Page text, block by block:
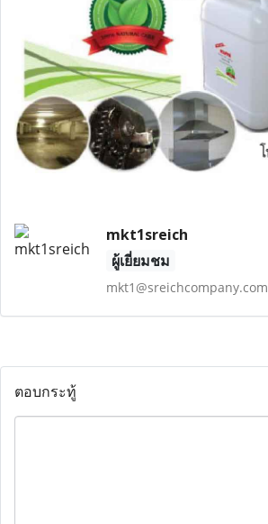
mkt1sreich
ผู้เยี่ยมชม
mkt1@sreichcompany.com
ตอบกระทู้